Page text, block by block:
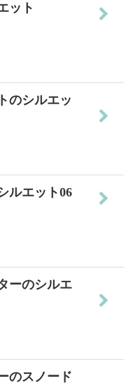
ット
のシルエッ
ルエット06
ーのシルエ
のスノード